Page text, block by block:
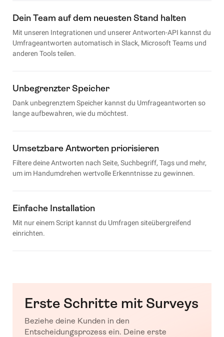
Dein Team auf dem neuesten Stand halten
Mit unseren Integrationen und unserer Antworten-API kannst du
Umfrageantworten automatisch in Slack, Microsoft Teams und
anderen Tools teilen.
Unbegrenzter Speicher
Dank unbegrenztem Speicher kannst du Umfrageantworten so
lange aufbewahren, wie du möchtest.
Umsetzbare Antworten priorisieren
Filtere deine Antworten nach Seite, Suchbegriff, Tags und mehr,
um im Handumdrehen wertvolle Erkenntnisse zu gewinnen.
Einfache Installation
Mit nur einem Script kannst du Umfragen siteübergreifend
einrichten.
Erste Schritte mit Surveys
Beziehe deine Kunden in den
Entscheidungsprozess ein. Deine erste